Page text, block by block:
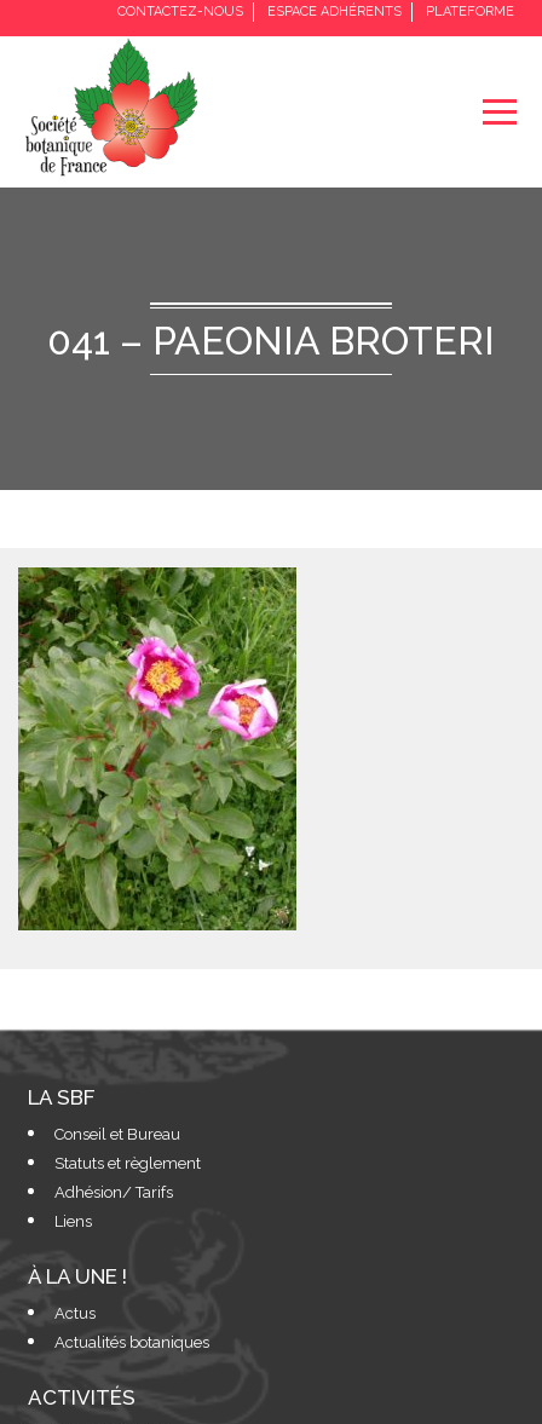
CONTACTEZ-NOUS ESPACE ADHÉRENTS PLATEFORME
041 – PAEONIA BROTERI
LA SBF
Conseil et Bureau
Statuts et règlement
Adhésion/ Tarifs
Liens
À LA UNE !
Actus
Actualités botaniques
ACTIVITÉS